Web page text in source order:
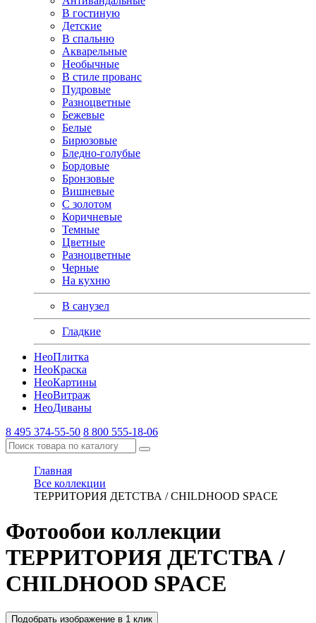
В гостиную
Детские
В спальню
Акварельные
Необычные
В стиле прованс
Пудровые
Разноцветные
Бежевые
Белые
Бирюзовые
Бледно-голубые
Бордовые
Бронзовые
Вишневые
С золотом
Коричневые
Темные
Цветные
Разноцветные
Черные
На кухню
В санузел
Гладкие
НеоПлитка
НеоКраска
НеоКартины
НеоВитраж
НеоДиваны
8 495 374-55-50 8 800 555-18-06
Главная
Все коллекции
ТЕРРИТОРИЯ ДЕТСТВА / CHILDHOOD SPACE
Фотообои коллекции
ТЕРРИТОРИЯ ДЕТСТВА /
CHILDHOOD SPACE
Подобрать изображение в 1 клик